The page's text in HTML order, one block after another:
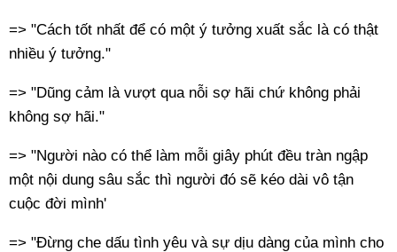
=> "Cách tốt nhất để có một ý tưởng xuất sắc là có thật
nhiều ý tưởng."
=> "Dũng cảm là vượt qua nỗi sợ hãi chứ không phải
không sợ hãi."
=> "Người nào có thể làm mỗi giây phút đều tràn ngập
một nội dung sâu sắc thì người đó sẽ kéo dài vô tận
cuộc đời mình'
=> "Đừng che dấu tình yêu và sự dịu dàng của mình cho